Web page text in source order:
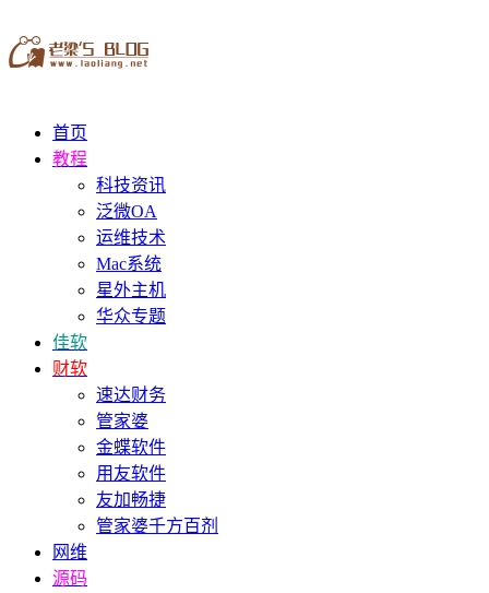
首页
教程
科技资讯
泛微OA
运维技术
Mac系统
星外主机
华众专题
佳软
财软
速达财务
管家婆
金蝶软件
用友软件
友加畅捷
管家婆千方百剂
网维
源码